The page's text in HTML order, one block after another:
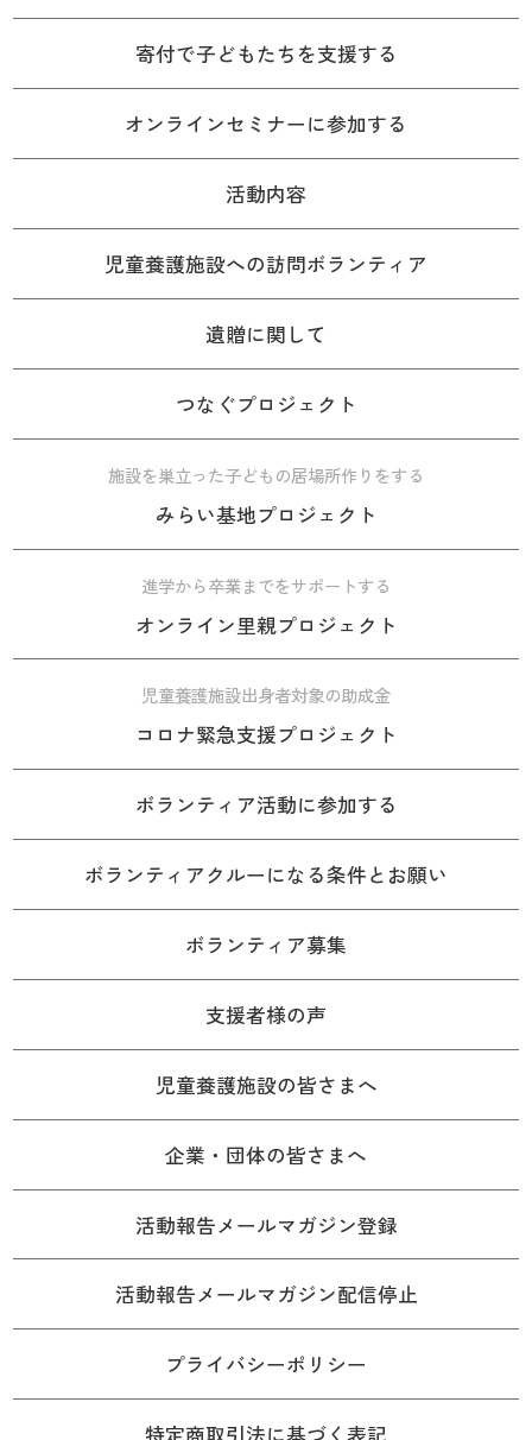
寄付で子どもたちを支援する
オンラインセミナーに参加する
活動内容
児童養護施設への訪問ボランティア
遺贈に関して
つなぐプロジェクト
施設を巣立った子どもの居場所作りをする
みらい基地プロジェクト
進学から卒業までをサポートする
オンライン里親プロジェクト
児童養護施設出身者対象の助成金
コロナ緊急支援プロジェクト
ボランティア活動に参加する
ボランティアクルーになる条件とお願い
ボランティア募集
支援者様の声
児童養護施設の皆さまへ
企業・団体の皆さまへ
活動報告メールマガジン登録
活動報告メールマガジン配信停止
プライバシーポリシー
特定商取引法に基づく表記